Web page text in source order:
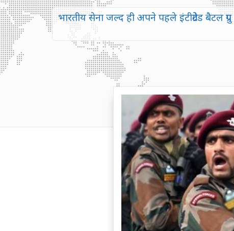
भारतीय सेना जल्द ही अपने पहले इंटीग्रेटेड